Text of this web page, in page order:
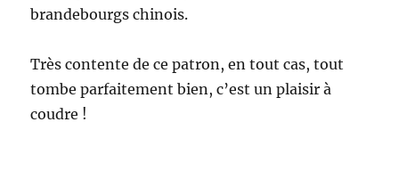
brandebourgs chinois.
Très contente de ce patron, en tout cas, tout
tombe parfaitement bien, c’est un plaisir à
coudre !